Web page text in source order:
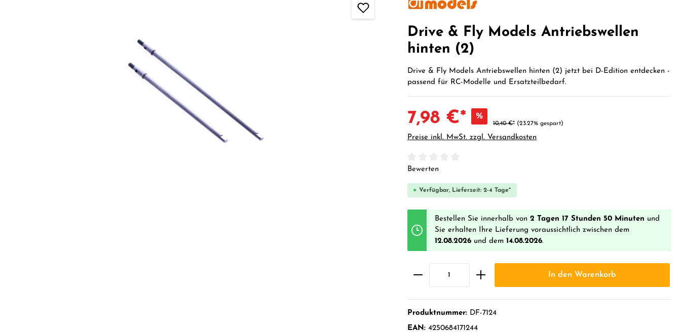
Drive & Fly Models Antriebswellen
hinten (2)
Drive & Fly Models Antriebswellen hinten (2) jetzt bei D-Edition entdecken -
passend für RC-Modelle und Ersatzteilbedarf.
7,98 €* %
10,40 €* (23.27% gespart)
Preise inkl. MwSt. zzgl. Versandkosten
Durchschnittliche Bewertung von 0 von 5 Sternen
Bewerten
Verfügbar, Lieferzeit: 2-4 Tage*
Bestellen Sie innerhalb von 2 Tagen 17 Stunden 50 Minuten und
Sie erhalten Ihre Lieferung voraussichtlich zwischen dem
12.08.2026 und dem 14.08.2026.
In den Warenkorb
Produktnummer: DF-7124
EAN: 4250684171244